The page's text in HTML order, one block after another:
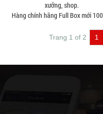
xưởng, shop.
Hàng chính hãng Full Box mới
Trang 1 of 2 1